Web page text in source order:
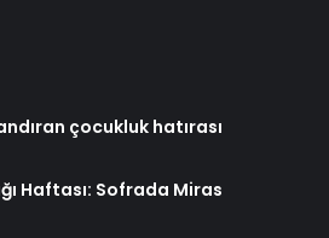
çocukluk hatırası
Haftası: Sofrada Miras